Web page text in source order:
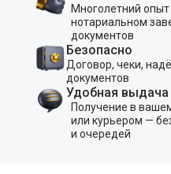
Многолетний
нотариальном
документов
Безопасно
Договор, чеки,
документов
Удобная выдача
Получение в
или курьером —
и очередей